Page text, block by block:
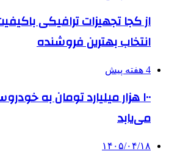
از کجا تجهیزات ترافیکی
انتخاب بهترین فروشنده
4 هفته پیش
۱۰۰ هزار میلیارد تومان به
می‌یابد
۱۴۰۵/۰۴/۱۸